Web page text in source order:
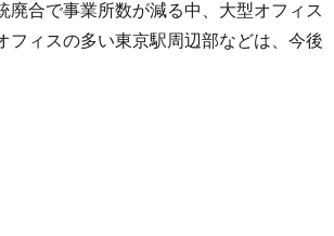
廃合で事業所数が減る中、大型オフィス
フィスの多い東京駅周辺部などは、今後